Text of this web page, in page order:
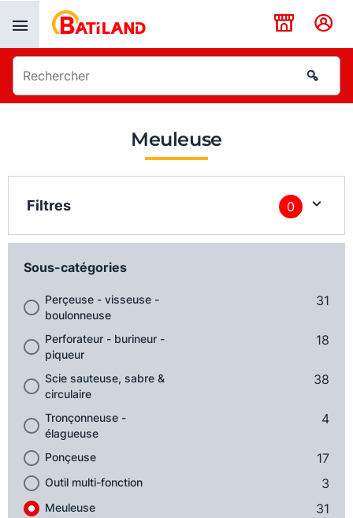
Meuleuse
Filtres 0
Sous-catégories
Perçeuse - visseuse -
boulonneuse
31
Perforateur - burineur -
piqueur
18
Scie sauteuse, sabre &
circulaire
38
Tronçonneuse -
élagueuse
4
Ponçeuse 17
Outil multi-fonction 3
Meuleuse 31
Panneau de gestion des cookies